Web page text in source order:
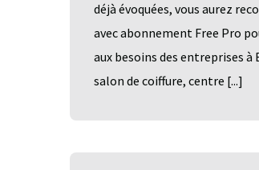
déjà évoquées, vous aurez
avec abonnement Free Pro
aux besoins des entreprises
salon de coiffure, centre [...]